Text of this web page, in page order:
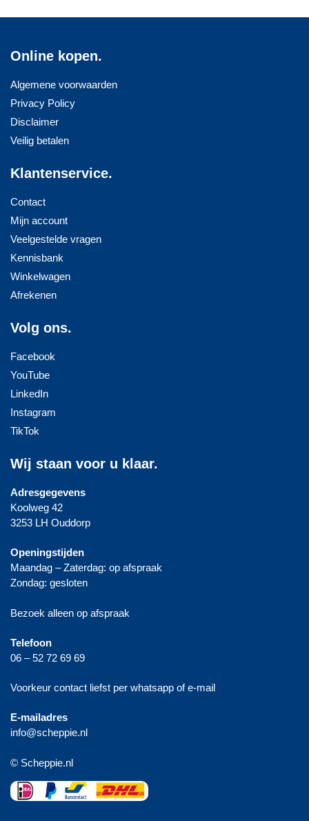
Online kopen.
Algemene voorwaarden
Privacy Policy
Disclaimer
Veilig betalen
Klantenservice.
Contact
Mijn account
Veelgestelde vragen
Kennisbank
Winkelwagen
Afrekenen
Volg ons.
Facebook
YouTube
LinkedIn
Instagram
TikTok
Wij staan voor u klaar.
Adresgegevens
Koolweg 42
3253 LH Ouddorp
Openingstijden
Maandag – Zaterdag: op afspraak
Zondag: gesloten
Bezoek alleen op afspraak
Telefoon
06 – 52 72 69 69
Voorkeur contact liefst per whatsapp of e-mail
E-mailadres
info@scheppie.nl
© Scheppie.nl